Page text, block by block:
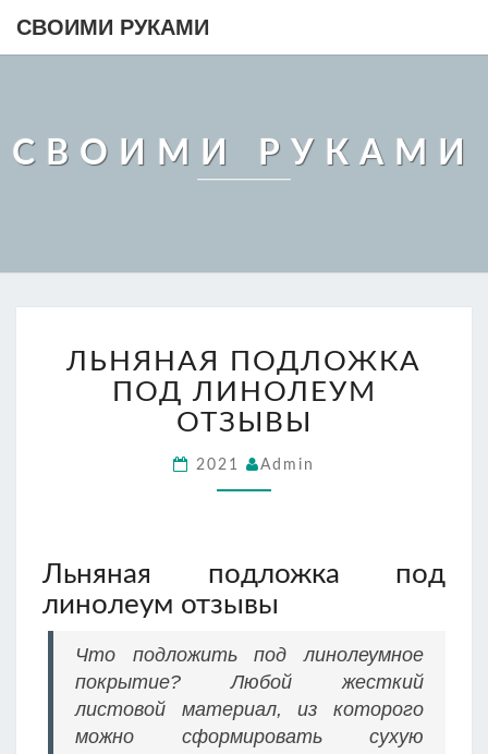
СВОИМИ РУКАМИ
СВОИМИ РУКАМИ
ПОДЛОЖКА
ПОД
ЛИНОЛЕУМ
ОТЗЫВЫ
ЛЬНЯНАЯ ПОДЛОЖКА
ПОД ЛИНОЛЕУМ
ОТЗЫВЫ
2021 Admin
Льняная подложка под
линолеум отзывы
Что подложить под линолеумное
покрытие? Любой жесткий
листовой материал, из которого
можно сформировать сухую